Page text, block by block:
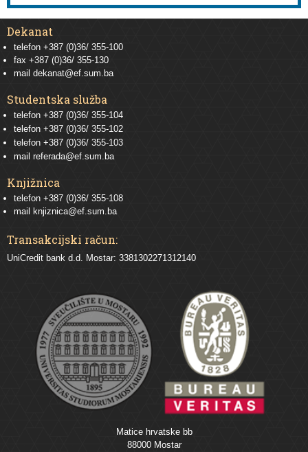
Dekanat
telefon +387 (0)36/ 355-100
fax +387 (0)36/ 355-130
mail dekanat@ef.sum.ba
Studentska služba
telefon +387 (0)36/ 355-104
telefon +387 (0)36/ 355-102
telefon +387 (0)36/ 355-103
mail referada@ef.sum.ba
Knjižnica
telefon +387 (0)36/ 355-108
mail knjiznica@ef.sum.ba
Transakcijski račun:
UniCredit bank d.d. Mostar: 3381302271312140
Matice hrvatske bb
88000 Mostar